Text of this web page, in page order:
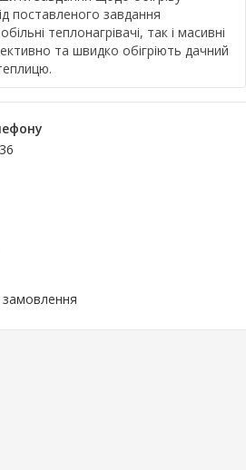
поставленого завдання
теплонагрівачі, так і масивні
та швидко обігріють дачний
замовлення